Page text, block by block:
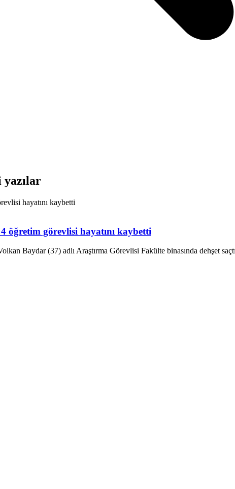
öğretim görevlisi hayatını kaybetti
Baydar (37) adlı Araştırma Görevlisi Fakülte binasında dehşet